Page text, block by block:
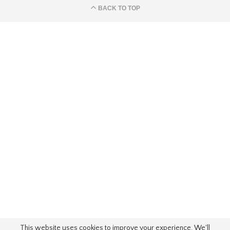
BACK TO TOP
This website uses cookies to improve your experience. We'll